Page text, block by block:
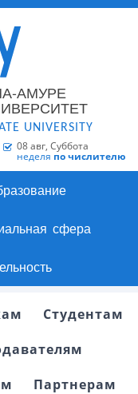
АМУРЕ
UNIVERSITY
08 авг, Суббота
неделя по числителю
сфера
Студентам
Партнерам